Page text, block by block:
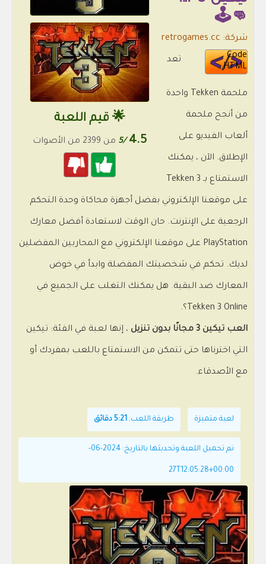
🌟 قيم اللعبة
4.5
/5 من 2399 من الأصوات
👊🕹️
شركة: retrogames.cc
Code
HTML
تعد
ملحمة Tekken واحدة
من أنجح ملحمة
ألعاب الفيديو على
الإطلاق. الآن ، يمكنك
الاستمتاع بـ Tekken 3
على موقعنا الإلكتروني بفضل أجهزة محاكاة وحدة التحكم
الرجعية على الإنترنت. حان الوقت لاستعادة أفضل معارك
PlayStation على موقعنا الإلكتروني مع المحاربين المفضلين
لديك. تحكم في شخصيتك المفضلة وابدأ في خوض
المعارك ضد البقية. هل يمكنك التغلب على الجميع في
Tekken 3 Online؟.
العب تيكين 3 مجانًا بدون تنزيل ، إنها لعبة في الفئة: تيكين
التي اخترناها حتى تتمكن من الاستمتاع باللعب بمفردك أو
مع الأصدقاء.
لعبة متميزة طريقة اللعب: 5:21 دقائق
تم تحميل اللعبة وتحديثها بالتاريخ: 2024-06-
27T12:05:28+00:00